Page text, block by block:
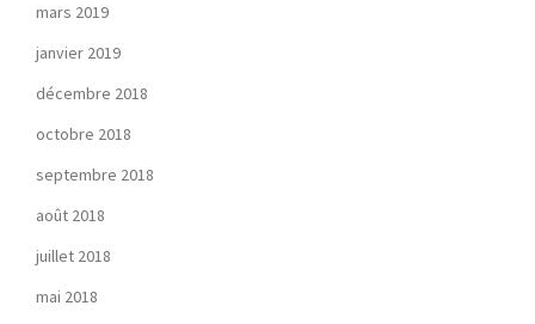
mars 2019
janvier 2019
décembre 2018
octobre 2018
septembre 2018
août 2018
juillet 2018
mai 2018